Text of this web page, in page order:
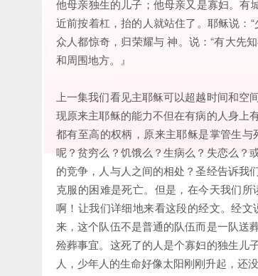
他母亲独生的儿子；他母亲又是寡妇。有
近前按着杠，抬的人就站住了。耶稣说：
众人都惊奇，归荣耀与 神。说：“有大先
和周围地方。』
上一集我们看见主耶稣可以超越时间和
现原来主耶稣的能力不但在有病的人身上
都有至高的权柄，原来主耶稣是掌管生
呢？贫穷么？饥饿么？生病么？失恋么？
的竞争，人与人之间的相处？圣经告诉我
克服的困难是死亡。但是，在今天我们
啊！让我们详细地来看这段的经文。经
来，这个队伍不是普通的队伍而是一队送
殓葬事宜。这死了的人是个寡妇的独生儿
人，少年人的生命好像太阳刚刚升起，还